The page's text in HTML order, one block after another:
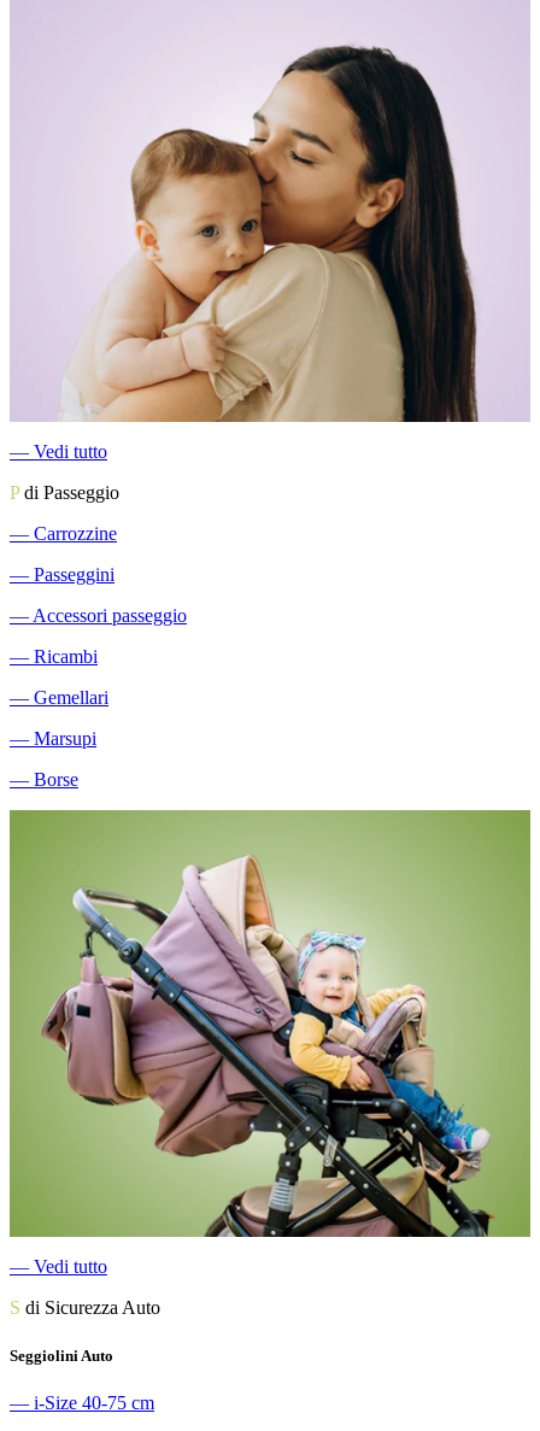
― Vedi tutto
Pdi Passeggio
― Carrozzine
― Passeggini
― Accessori passeggio
― Ricambi
― Gemellari
― Marsupi
― Borse
― Vedi tutto
S di Sicurezza Auto
Seggiolini Auto
― i-Size 40-75 cm